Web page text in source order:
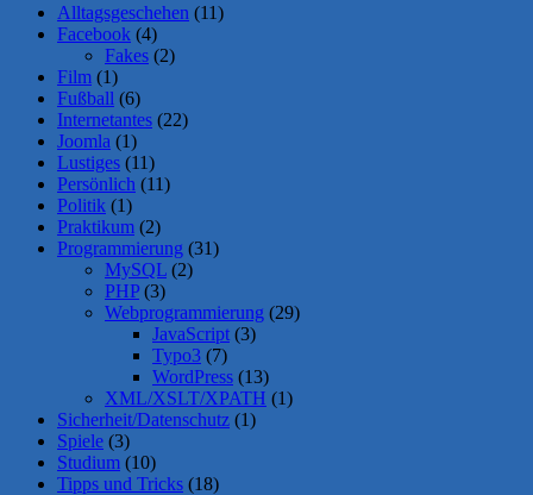
Alltagsgeschehen (11)
Facebook (4)
Fakes (2)
Film (1)
Fußball (6)
Internetantes (22)
Joomla (1)
Lustiges (11)
Persönlich (11)
Politik (1)
Praktikum (2)
Programmierung (31)
MySQL (2)
PHP (3)
Webprogrammierung (29)
JavaScript (3)
Typo3 (7)
WordPress (13)
XML/XSLT/XPATH (1)
Sicherheit/Datenschutz (1)
Spiele (3)
Studium (10)
Tipps und Tricks (18)